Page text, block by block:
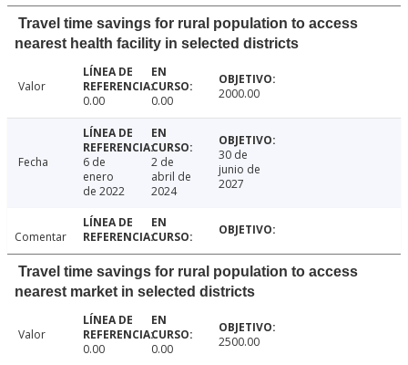
Travel time savings for rural population to access
nearest health facility in selected districts
Valor
0.00
0.00 2000.00
Fecha
6 de
enero
de 2022
2 de
abril de
2024
30 de
junio de
2027
Comentar
Travel time savings for rural population to access
nearest market in selected districts
Valor
0.00
0.00 2500.00